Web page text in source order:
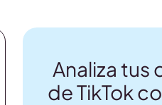
Analiza tus
de TikTok